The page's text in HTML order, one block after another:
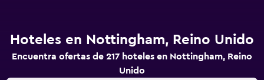
Hoteles en Nottingham, Reino Unido
Encuentra ofertas de 217 hoteles en Nottingham, Reino
Unido